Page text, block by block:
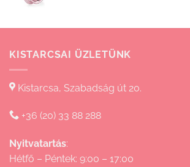
KISTARCSAI ÜZLETÜNK
Kistarcsa, Szabadság út 20.
+36 (20) 33 88 288
Nyitvatartás:
Hétfő – Péntek: 9:00 – 17:00